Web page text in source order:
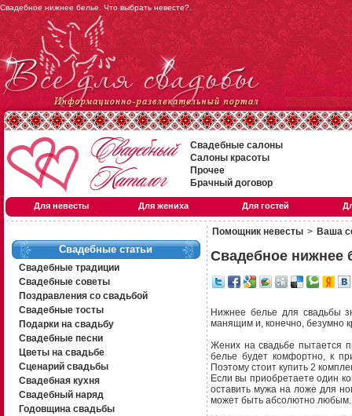
Свадебное нижнее белье. Что выбрать невесте?.
Свадебные салоны
Салоны красоты
Прочее
Брачный договор
Для невесты Для жениха Для гостей
Свадебные статьи
Свадебные традиции
Свадебные советы
Поздравления со свадьбой
Свадебные тосты
Подарки на свадьбу
Свадебные песни
Цветы на свадьбе
Сценарий свадьбы
Свадебная кухня
Свадебный наряд
Годовщина свадьбы
Помощник невесты > Ваша
Свадебное нижнее
Нижнее белье для свадьбы
манящим и, конечно, безумно
Жених на свадьбе пытается
белье будет комфортно, к
Поэтому стоит купить 2
Если вы приобретаете один
оставить мужа на ложе для
может быть абсолютно